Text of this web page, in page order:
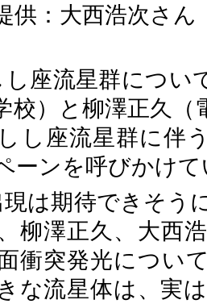
供：大西浩次さ
し座流星群につい
校）と柳澤正久（
し座流星群に伴
ーンを呼びかけ
は期待できそう
柳澤正久、大西
衝突発光につい
な流星体は、実